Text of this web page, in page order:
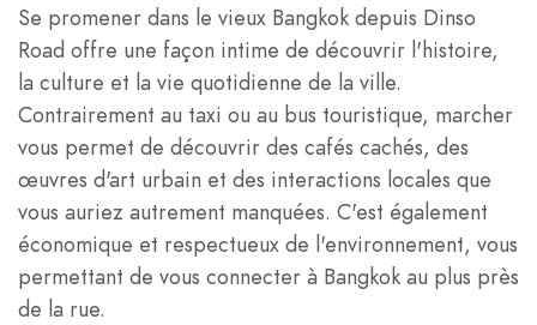
Se promener dans le vieux Bangkok depuis Dinso
Road offre une façon intime de découvrir l'histoire,
la culture et la vie quotidienne de la ville.
Contrairement au taxi ou au bus touristique, marcher
vous permet de découvrir des cafés cachés, des
œuvres d'art urbain et des interactions locales que
vous auriez autrement manquées. C'est également
économique et respectueux de l'environnement, vous
permettant de vous connecter à Bangkok au plus près
de la rue.